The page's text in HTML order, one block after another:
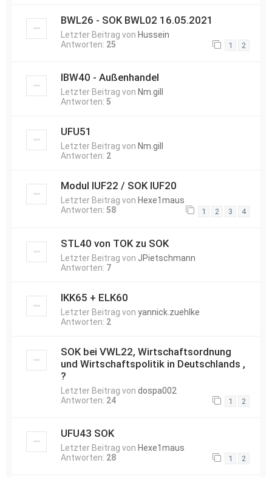
BWL26 - SOK BWL02 16.05.2021
Letzter Beitrag von Hussein
Antworten: 25 1 2
IBW40 - Außenhandel
Letzter Beitrag von Nm.gill
Antworten: 5
UFU51
Letzter Beitrag von Nm.gill
Antworten: 2
Modul IUF22 / SOK IUF20
Letzter Beitrag von Hexe1maus
Antworten: 58 1 2 3 4
STL40 von TOK zu SOK
Letzter Beitrag von JPietschmann
Antworten: 7
IKK65 + ELK60
Letzter Beitrag von yannick.zuehlke
Antworten: 2
SOK bei VWL22, Wirtschaftsordnung
und Wirtschaftspolitik in Deutschlands ,
?
Letzter Beitrag von dospa002
Antworten: 24 1 2
UFU43 SOK
Letzter Beitrag von Hexe1maus
Antworten: 28 1 2